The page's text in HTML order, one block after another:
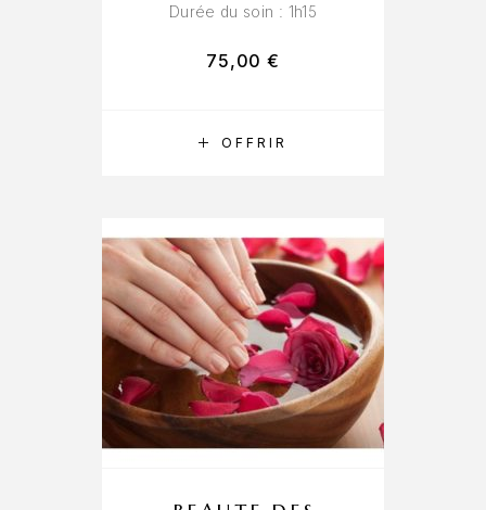
RÉSERVER
OFFRIR
Durée du soin : 1h15
75,00 €